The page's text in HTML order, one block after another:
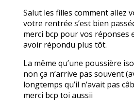
Salut les filles comment allez
votre rentrée s’est bien
merci bcp pour vos réponses
avoir répondu plus tôt.
La même qu’une poussière
non ça n’arrive pas souvent
longtemps qu’il n’avait pas
merci bcp toi aussii